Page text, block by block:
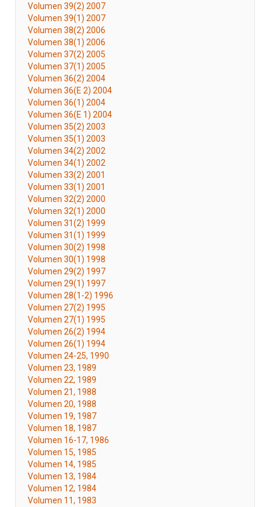
Volumen 39(2) 2007
Volumen 39(1) 2007
Volumen 38(2) 2006
Volumen 38(1) 2006
Volumen 37(2) 2005
Volumen 37(1) 2005
Volumen 36(2) 2004
Volumen 36(E 2) 2004
Volumen 36(1) 2004
Volumen 36(E 1) 2004
Volumen 35(2) 2003
Volumen 35(1) 2003
Volumen 34(2) 2002
Volumen 34(1) 2002
Volumen 33(2) 2001
Volumen 33(1) 2001
Volumen 32(2) 2000
Volumen 32(1) 2000
Volumen 31(2) 1999
Volumen 31(1) 1999
Volumen 30(2) 1998
Volumen 30(1) 1998
Volumen 29(2) 1997
Volumen 29(1) 1997
Volumen 28(1-2) 1996
Volumen 27(2) 1995
Volumen 27(1) 1995
Volumen 26(2) 1994
Volumen 26(1) 1994
Volumen 24-25, 1990
Volumen 23, 1989
Volumen 22, 1989
Volumen 21, 1988
Volumen 20, 1988
Volumen 19, 1987
Volumen 18, 1987
Volumen 16-17, 1986
Volumen 15, 1985
Volumen 14, 1985
Volumen 13, 1984
Volumen 12, 1984
Volumen 11, 1983